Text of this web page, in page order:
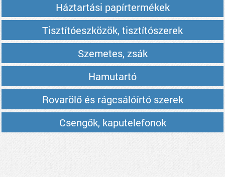
Háztartási papírtermékek
Tisztítóeszközök, tisztítószerek
Szemetes, zsák
Hamutartó
Rovarölő és rágcsálóírtó szerek
Csengők, kaputelefonok